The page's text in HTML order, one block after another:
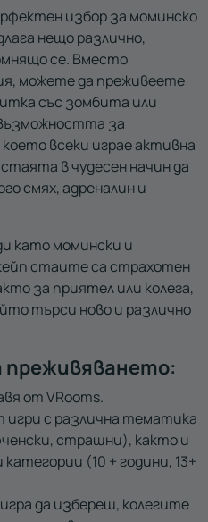
избор за моминско
нещо различно,
се. Вместо
можете да преживеете
със зомбита или
за
всеки играе активна
в чудесен начин да
смях, адреналин и
като момински и
стаите са страхотен
за приятел или колега,
търси ново и различно
преживяването:
от VRooms.
с различна тематика
страшни), както и
(10 + години, 13+
да избереш, колегите